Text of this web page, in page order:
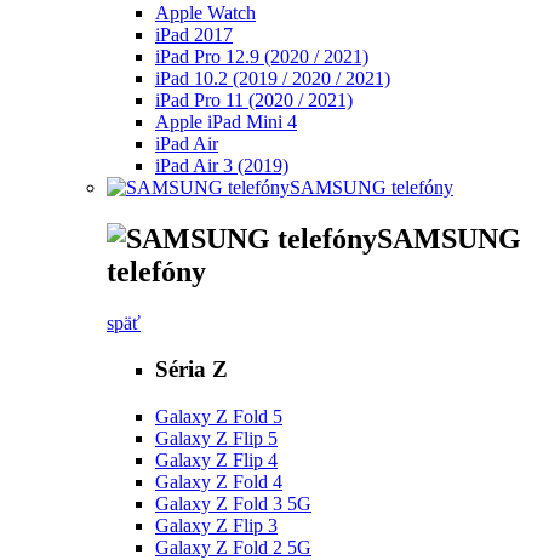
Apple Watch
iPad 2017
iPad Pro 12.9 (2020 / 2021)
iPad 10.2 (2019 / 2020 / 2021)
iPad Pro 11 (2020 / 2021)
Apple iPad Mini 4
iPad Air
iPad Air 3 (2019)
SAMSUNG telefóny
SAMSUNG
telefóny
späť
Séria Z
Galaxy Z Fold 5
Galaxy Z Flip 5
Galaxy Z Flip 4
Galaxy Z Fold 4
Galaxy Z Fold 3 5G
Galaxy Z Flip 3
Galaxy Z Fold 2 5G